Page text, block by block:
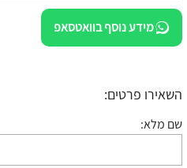
מידע נוסף בוואטסאפ
השאירו פרטים:
שם מלא: